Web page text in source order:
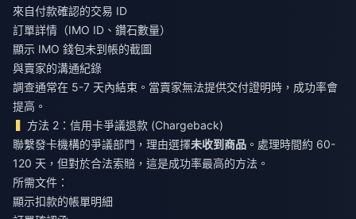
來自付款確認的交易 ID
訂單詳情（IMO ID、鑽石數量）
顯示 IMO 錢包未到帳的截圖
與賣家的溝通紀錄
調查通常在 5-7 天內結束。當賣家無法提供交付證明時，成功率會
提高。
方法 2：信用卡爭議退款 (Chargeback)
聯繫發卡機構的爭議部門，理由選擇未收到商品 。處理時間約 60-
120 天，但對於合法索賠，這是成功率最高的方法。
所需文件：
顯示扣款的帳單明細